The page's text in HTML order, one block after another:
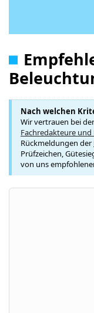
Nach welchen
Wir vertrauen bei
Fachredakteure und
Rückmeldungen der
Prüfzeichen,
von uns